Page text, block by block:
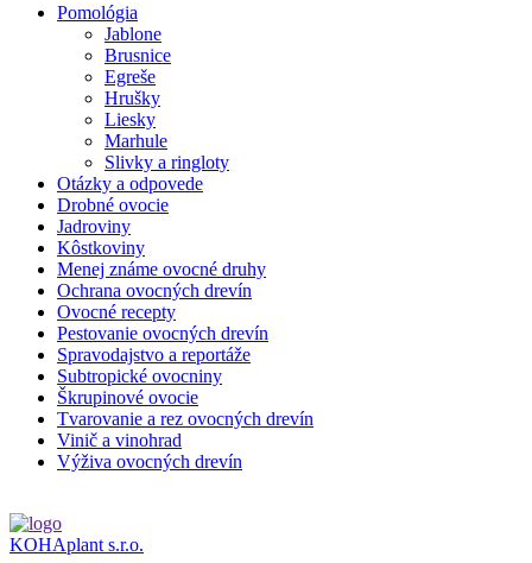
Pomológia
Jablone
Brusnice
Egreše
Hrušky
Liesky
Marhule
Slivky a ringloty
Otázky a odpovede
Drobné ovocie
Jadroviny
Kôstkoviny
Menej známe ovocné druhy
Ochrana ovocných drevín
Ovocné recepty
Pestovanie ovocných drevín
Spravodajstvo a reportáže
Subtropické ovocniny
Škrupinové ovocie
Tvarovanie a rez ovocných drevín
Vinič a vinohrad
Výživa ovocných drevín
KOHAplant s.r.o.